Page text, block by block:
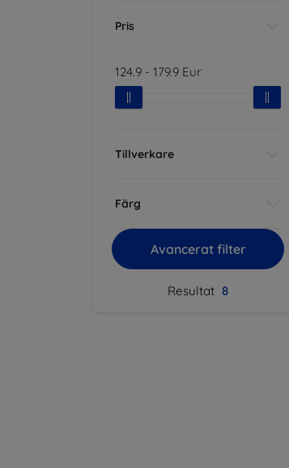
Pris
124.9 - 179.9 Eur
Tillverkare
Färg
Avancerat filter
Resultat 8